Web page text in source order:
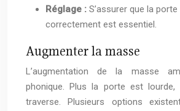
Réglage : S’assurer que la
correctement est essentiel.
Augmenter la masse
L’augmentation de la masse
phonique. Plus la porte est
traverse. Plusieurs options